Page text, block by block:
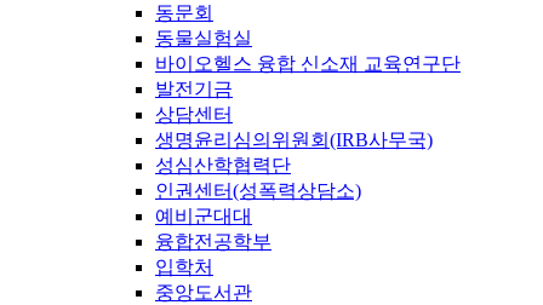
동문회
동물실험실
바이오헬스 융합 신소재 교육연구단
발전기금
상담센터
생명윤리심의위원회(IRB사무국)
성심산학협력단
인권센터(성폭력상담소)
예비군대대
융합전공학부
입학처
중앙도서관